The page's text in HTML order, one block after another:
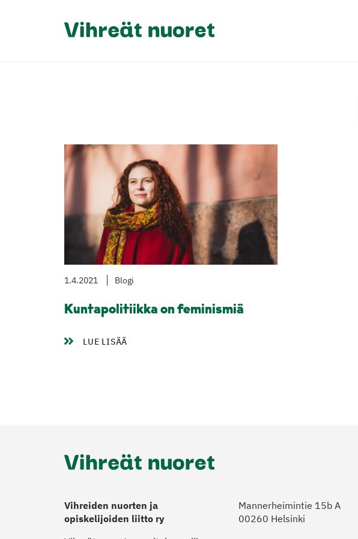
1.4.2021 Blogi
Kuntapolitiikka on feminismiä
LUE LISÄÄ
Vihreiden nuorten ja
opiskelijoiden liitto ry
Mannerheimintie 15b A
00260 Helsinki